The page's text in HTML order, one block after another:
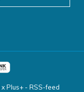
xPlus+ - RSS-feed